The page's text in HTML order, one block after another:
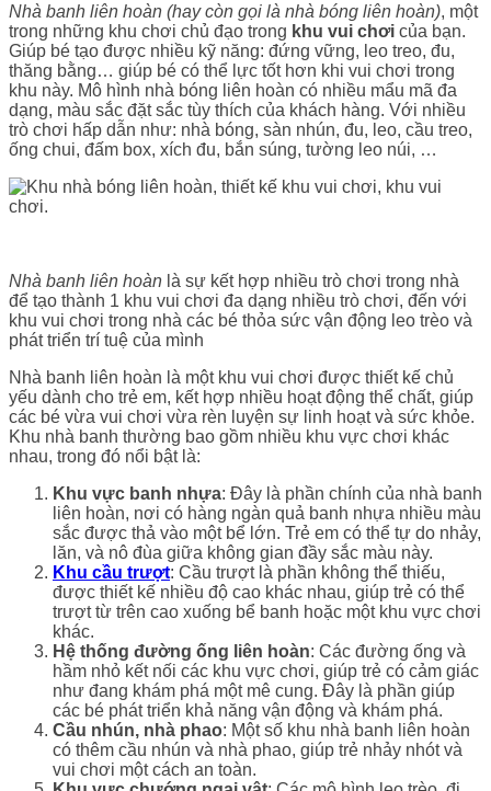
Nhà banh liên hoàn (hay còn gọi là nhà bóng liên hoàn), một
trong những khu chơi chủ đạo trong khu vui chơi của bạn.
Giúp bé tạo được nhiều kỹ năng: đứng vững, leo treo, đu,
thăng bằng… giúp bé có thể lực tốt hơn khi vui chơi trong
khu này. Mô hình nhà bóng liên hoàn có nhiều mẩu mã đa
dạng, màu sắc đặt sắc tùy thích của khách hàng. Với nhiều
trò chơi hấp dẫn như: nhà bóng, sàn nhún, đu, leo, cầu treo,
ống chui, đấm box, xích đu, bắn súng, tường leo núi, …
Nhà banh liên hoàn là sự kết hợp nhiều trò chơi trong nhà
để tạo thành 1 khu vui chơi đa dạng nhiều trò chơi, đến với
khu vui chơi trong nhà các bé thỏa sức vận động leo trèo và
phát triển trí tuệ của mình
Nhà banh liên hoàn là một khu vui chơi được thiết kế chủ
yếu dành cho trẻ em, kết hợp nhiều hoạt động thể chất, giúp
các bé vừa vui chơi vừa rèn luyện sự linh hoạt và sức khỏe.
Khu nhà banh thường bao gồm nhiều khu vực chơi khác
nhau, trong đó nổi bật là:
Khu vực banh nhựa: Đây là phần chính của nhà banh
liên hoàn, nơi có hàng ngàn quả banh nhựa nhiều màu
sắc được thả vào một bể lớn. Trẻ em có thể tự do nhảy,
lăn, và nô đùa giữa không gian đầy sắc màu này.
Khu cầu trượt: Cầu trượt là phần không thể thiếu,
được thiết kế nhiều độ cao khác nhau, giúp trẻ có thể
trượt từ trên cao xuống bể banh hoặc một khu vực chơi
khác.
Hệ thống đường ống liên hoàn: Các đường ống và
hầm nhỏ kết nối các khu vực chơi, giúp trẻ có cảm giác
như đang khám phá một mê cung. Đây là phần giúp
các bé phát triển khả năng vận động và khám phá.
Cầu nhún, nhà phao: Một số khu nhà banh liên hoàn
có thêm cầu nhún và nhà phao, giúp trẻ nhảy nhót và
vui chơi một cách an toàn.